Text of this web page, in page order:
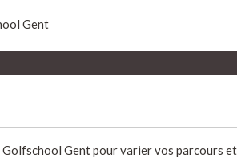
Gent
Gent pour varier vos parcours